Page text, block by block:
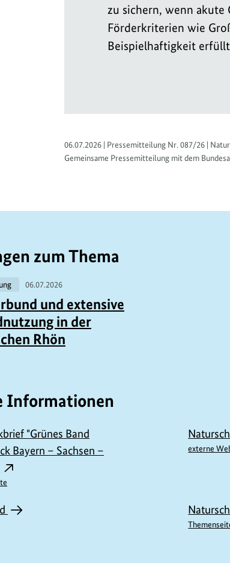
zu sichern, wenn
Förderkriterien wie
Beispielhaftigkeit
06.07.2026 | Pressemitteilung Nr. 087/26 |
Gemeinsame Pressemitteilung mit dem
zum Thema
06.07.2026
und extensive
in der
Rhön
Informationen
"Grünes Band
Bayern – Sachsen –
externe